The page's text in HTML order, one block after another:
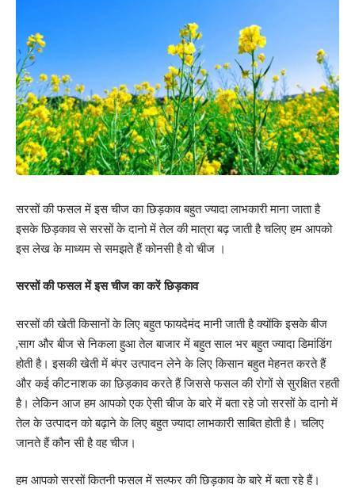
सरसों की फसल में इस चीज का छिड़काव बहुत ज्यादा लाभकारी माना जाता है
इसके छिड़काव से सरसों के दानो में तेल की मात्रा बढ़ जाती है चलिए हम आपको
इस लेख के माध्यम से समझते हैं कोनसी है वो चीज ।
सरसों की फसल में इस चीज का करें छिड़काव
सरसों की खेती किसानों के लिए बहुत फायदेमंद मानी जाती है क्योंकि इसके बीज
,साग और बीज से निकला हुआ तेल बाजार में बहुत साल भर बहुत ज्यादा डिमांडिंग
होती है। इसकी खेती में बंपर उत्पादन लेने के लिए किसान बहुत मेहनत करते हैं
और कई कीटनाशक का छिड़काव करते हैं जिससे फसल की रोगों से सुरक्षित रहती
है। लेकिन आज हम आपको एक ऐसी चीज के बारे में बता रहे जो सरसों के दानो में
तेल के उत्पादन को बढ़ाने के लिए बहुत ज्यादा लाभकारी साबित होती है। चलिए
जानते हैं कौन सी है वह चीज।
हम आपको सरसों कितनी फसल में सल्फर की छिड़काव के बारे में बता रहे हैं।